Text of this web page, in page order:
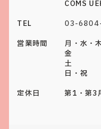
COMS
TEL
03-
営業時間
月・水
金
土
日・
定休日
第1・第3